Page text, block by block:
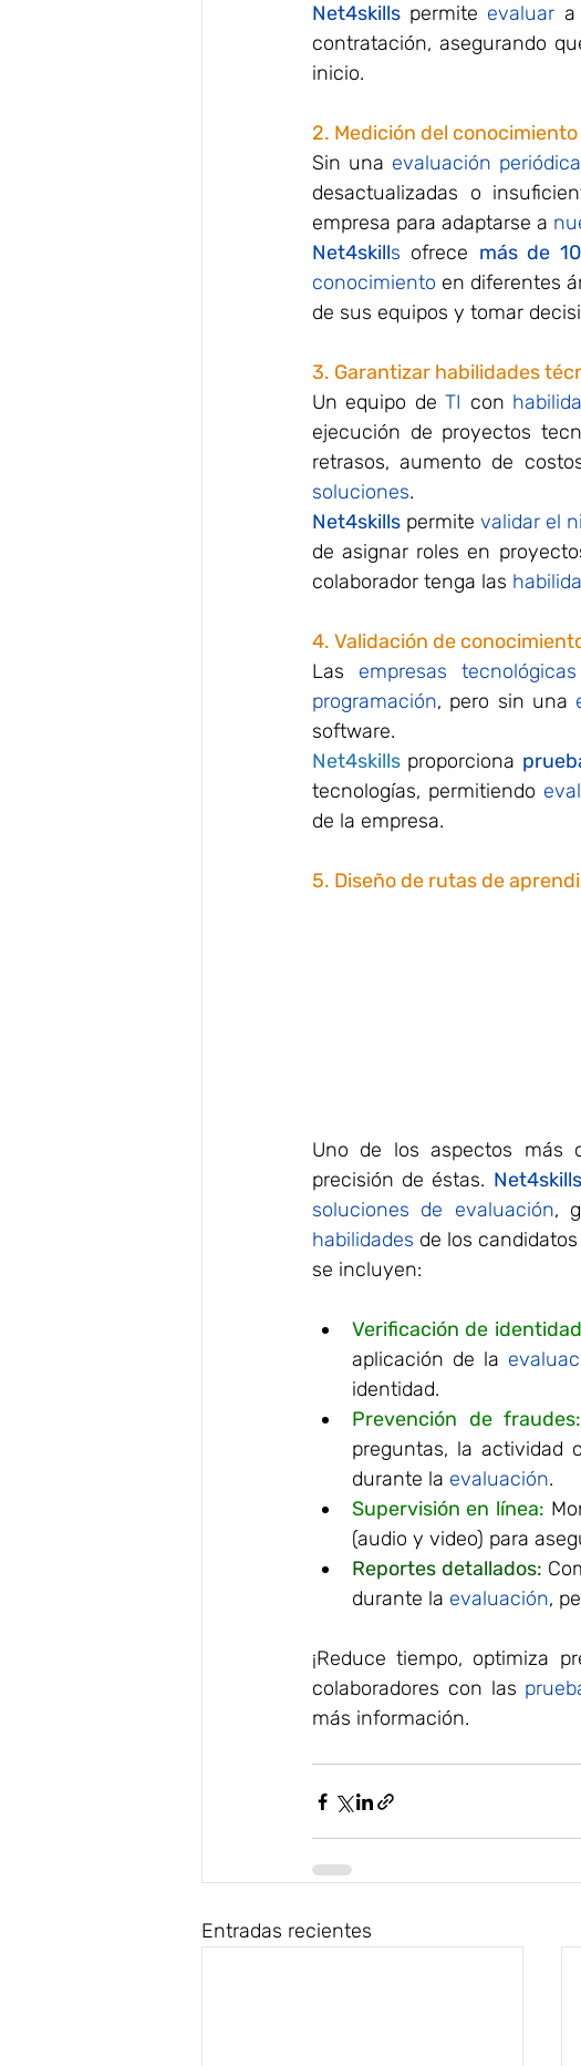
Net4skills permite evaluar a
contratación, asegurando
inicio.
2. Medición del
Sin una evaluación periódica
desactualizadas o
empresa para adaptarse a
Net4skills ofrece más de
conocimiento en diferentes
de sus equipos y tomar
3. Garantizar habilidades
Un equipo de TI con
ejecución de proyectos
soluciones.
Net4skills permite validar el
de asignar roles en
colaborador tenga las
4. Validación de
Las empresas tecnológicas
programación, pero sin una
software.
Net4skills proporciona
tecnologías, permitiendo
de la empresa.
5. Diseño de rutas de
Uno de los aspectos más
precisión de éstas. Net4skills
soluciones de evaluación
habilidades de los
se incluyen:
Verificación de
aplicación de la
identidad.
Prevención de fraudes:
preguntas, la actividad
durante la evaluación.
Supervisión en línea:
(audio y video) para
Reportes detallados:
durante la evaluación,
¡Reduce tiempo, optimiza
colaboradores con las
más información.
Entradas recientes